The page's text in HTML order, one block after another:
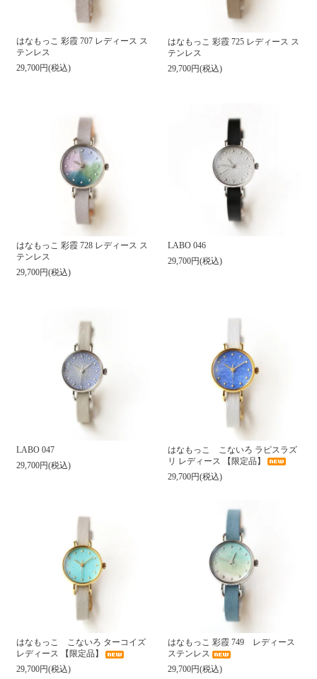
はなもっこ 彩霞 707 レディース ス
テンレス
29,700円(税込)
はなもっこ 彩霞 725 レディース ス
テンレス
29,700円(税込)
はなもっこ 彩霞 728 レディース ス
テンレス
29,700円(税込)
LABO 046
29,700円(税込)
LABO 047
29,700円(税込)
はなもっこ こないろ ラピスラズ
リ レディース 【限定品】
29,700円(税込)
はなもっこ こないろ ターコイズ
レディース 【限定品】
29,700円(税込)
はなもっこ 彩霞 749 レディース
ステンレス
29,700円(税込)